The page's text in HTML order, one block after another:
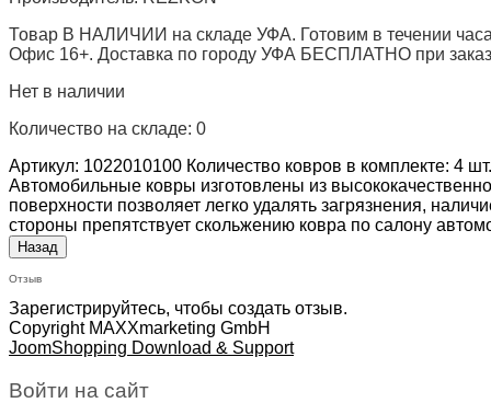
Товар В НАЛИЧИИ на складе УФА. Готовим в течении
Офис 16+. Доставка по городу УФА БЕСПЛАТНО при
Нет в наличии
Количество на складе: 0
Артикул: 1022010100 Количество ковров в комплекте: 4
Автомобильные ковры изготовлены из
поверхности позволяет легко удалять загрязнения,
стороны препятствует скольжению ковра по салону
Отзыв
Зарегистрируйтесь, чтобы создать отзыв.
Copyright MAXXmarketing GmbH
JoomShopping Download & Support
Войти на сайт